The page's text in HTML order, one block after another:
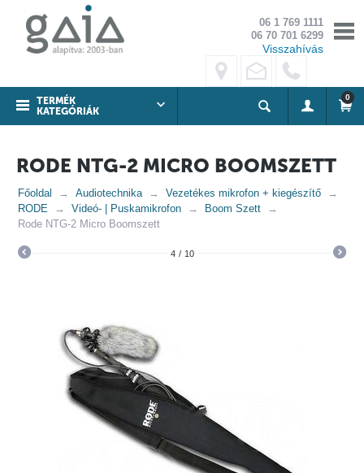
06 1 769 1111
06 70 701 6299
Visszahívás
TERMÉK
KATEGÓRIÁK
0
RODE NTG-2 MICRO BOOMSZETT
Főoldal Audiotechnika
Vezetékes mikrofon + kiegészítő
RODE
Videó- | Puskamikrofon
Boom Szett
Rode NTG-2 Micro Boomszett
4 / 10